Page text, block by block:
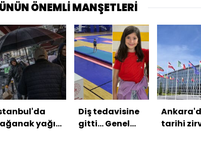
ÖNEMLİ MANŞETLERİ
yağış
Diş tedavisine
gitti... Genel
tarihi